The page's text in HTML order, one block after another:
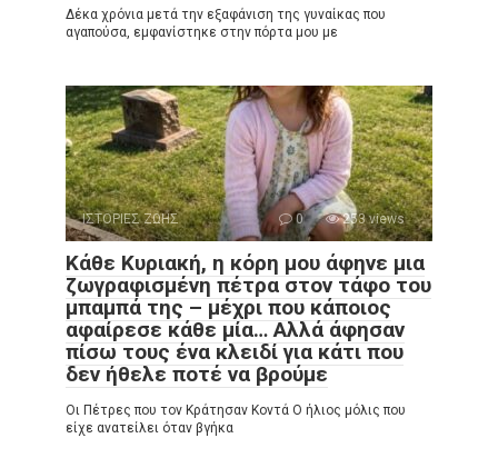
Δέκα χρόνια μετά την εξαφάνιση της γυναίκας που
αγαπούσα, εμφανίστηκε στην πόρτα μου με
ΙΣΤΟΡΙΕΣ ΖΩΗΣ 0 253 views
Κάθε Κυριακή, η κόρη μου άφηνε μια
ζωγραφισμένη πέτρα στον τάφο του
μπαμπά της – μέχρι που κάποιος
αφαίρεσε κάθε μία… Αλλά άφησαν
πίσω τους ένα κλειδί για κάτι που
δεν ήθελε ποτέ να βρούμε
Οι Πέτρες που τον Κράτησαν Κοντά Ο ήλιος μόλις που
είχε ανατείλει όταν βγήκα